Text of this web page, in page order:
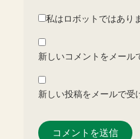
私はロボットではあり
新しいコメントをメール
新しい投稿をメールで受